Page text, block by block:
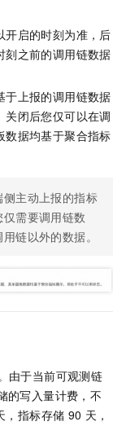
开启的时刻为准，后
刻之前的调用链数据
于上报的调用链数据
闭后您仅可以在调
数据均基于聚合指标
主动上报的指标
需要调用链数
链以外的数据。
由于当前可观测链
的写入量计费，不
，指标存储 90 天，